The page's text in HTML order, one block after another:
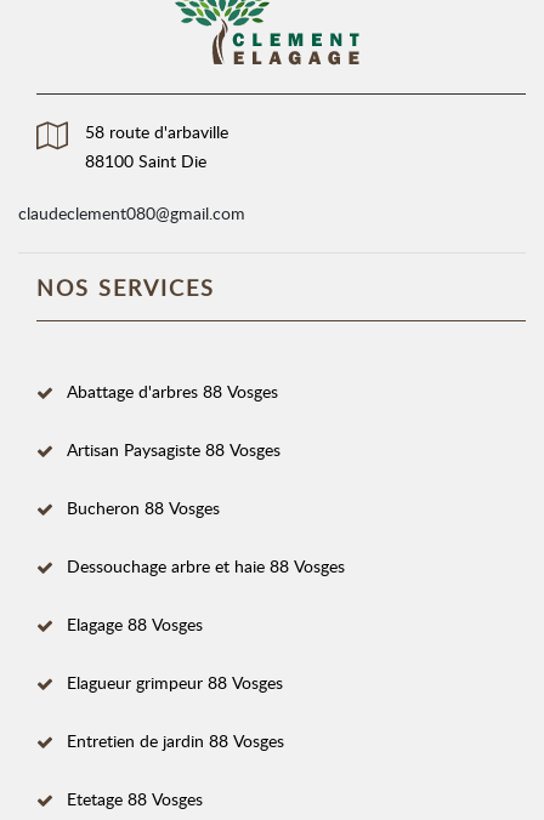
58 route d'arbaville
88100 Saint Die
claudeclement080@gmail.com
NOS SERVICES
Abattage d'arbres 88 Vosges
Artisan Paysagiste 88 Vosges
Bucheron 88 Vosges
Dessouchage arbre et haie 88 Vosges
Elagage 88 Vosges
Elagueur grimpeur 88 Vosges
Entretien de jardin 88 Vosges
Etetage 88 Vosges